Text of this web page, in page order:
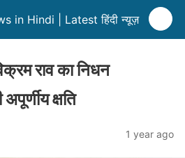
in Hindi | Latest हिंदी न्यूज़
राव का निधन
क्षति
1 year ago